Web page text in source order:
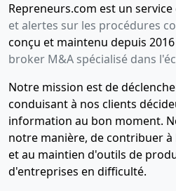
Repreneurs.com est un
et alertes sur les procédures
conçu et maintenu depuis
broker M&A spécialisé dans
Notre mission est de
conduisant à nos clients
information au bon moment.
notre manière, de contribuer à
et au maintien d'outils de
d'entreprises en difficulté.